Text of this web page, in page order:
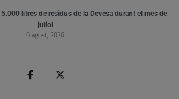
litres de residus de la Devesa durant el mes de
juliol
6 agost, 2026